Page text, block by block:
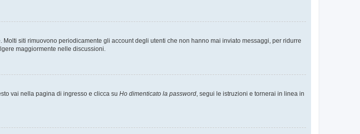
siti rimuovono periodicamente gli account degli utenti che non hanno mai inviato messaggi, per ridurre
maggiormente nelle discussioni.
vai nella pagina di ingresso e clicca su Ho dimenticato la password , segui le istruzioni e tornerai in linea in